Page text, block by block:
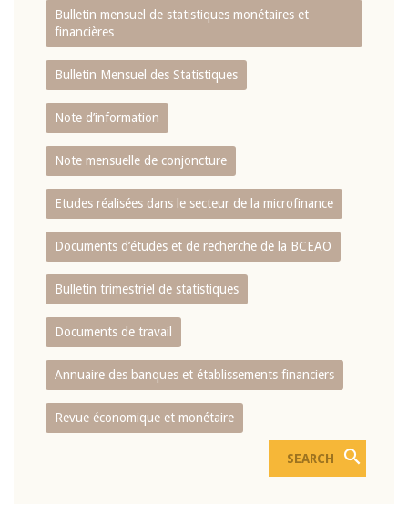
Bulletin mensuel de statistiques monétaires et
financières
Bulletin Mensuel des Statistiques
Note d’information
Note mensuelle de conjoncture
Etudes réalisées dans le secteur de la microfinance
Documents d’études et de recherche de la BCEAO
Bulletin trimestriel de statistiques
Documents de travail
Annuaire des banques et établissements financiers
Revue économique et monétaire